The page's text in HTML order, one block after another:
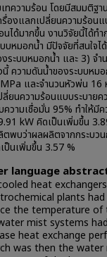
ทความร้อน โดยมีสมมติฐา
องแลกเปลี่ยนความร้อน
ได้มากขึ้น งานวิจัยนี้ได้ท
บบหมอกน้ำ มีปัจจัยที่สนใจ
ระบบหมอกน้ำ และ 3) จ
ความดันน้ำของระบบหม
และจำนวนหัวพ่น
ลี่ยนความร้อนแบบระบาย
ามเชื่อมั่น 95% ทำให้มีค
kW คิดเป็นเพิ่มขึ้น
ตพบว่าผลผลิตจากกระบ
ป็นเพิ่มขึ้น 3.57 %
language
heat
plants
the temperature of
mist systems
heat exchange
was then the